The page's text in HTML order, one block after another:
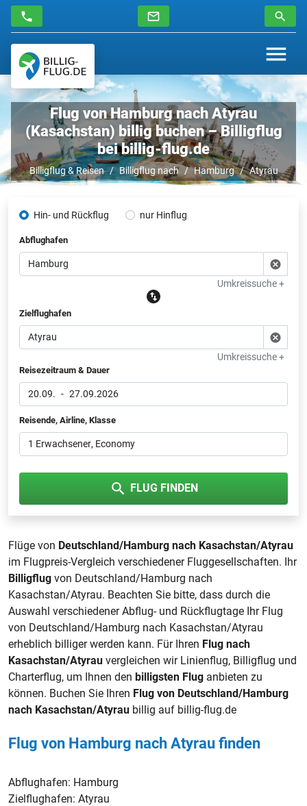
Flug von Hamburg nach Atyrau
(Kasachstan) billig buchen – Billigflug
bei billig-flug.de
Billigflug & Reisen Billigflug nach Hamburg Atyrau
Hin- und Rückflug nur Hinflug
Abflughafen
Umkreissuche +
Zielflughafen
Umkreissuche +
Reisezeitraum & Dauer
20.09. - 27.09.2026
Reisende, Airline, Klasse
1 Erwachsener, Economy
FLUG FINDEN
Flüge von Deutschland/Hamburg nach Kasachstan/Atyrau
im Flugpreis-Vergleich verschiedener Fluggesellschaften. Ihr
Billigflug von Deutschland/Hamburg nach
Kasachstan/Atyrau. Beachten Sie bitte, dass durch die
Auswahl verschiedener Abflug- und Rückflugtage Ihr Flug
von Deutschland/Hamburg nach Kasachstan/Atyrau
erheblich billiger werden kann. Für Ihren Flug nach
Kasachstan/Atyrau vergleichen wir Linienflug, Billigflug und
Charterflug, um Ihnen den billigsten Flug anbieten zu
können. Buchen Sie Ihren Flug von Deutschland/Hamburg
nach Kasachstan/Atyrau billig auf billig-flug.de
Flug von Hamburg nach Atyrau finden
Abflughafen: Hamburg
Zielflughafen: Atyrau